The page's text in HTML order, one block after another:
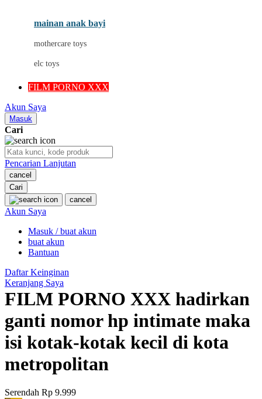
Oh Ma Grain
P
Peachy
Phil & Ted's
Philips Avent
Pigeon
Ponycycle
Puma
Pureats
mainan anak bayi
mothercare toys
elc toys
FILM PORNO XXX
Akun Saya
Masuk
Cari
Pencarian Lanjutan
cancel
Cari
cancel
Akun Saya
Masuk / buat akun
buat akun
Bantuan
Daftar Keinginan
Keranjang Saya
FILM PORNO XXX hadirkan
ganti nomor hp intimate maka
isi kotak-kotak kecil di kota
metropolitan
Serendah Rp 9.999